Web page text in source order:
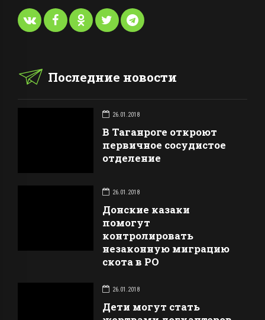
Последние новости
26.01.2018
В Таганроге откроют
первичное сосудистое
отделение
26.01.2018
Донские казаки
помогут
контролировать
незаконную миграцию
скота в РО
26.01.2018
Дети могут стать